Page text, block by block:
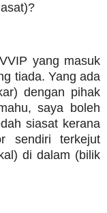
yang masuk
tiada. Yang ada
dengan pihak
saya boleh
siasat kerana
sendiri terkejut
di dalam (bilik